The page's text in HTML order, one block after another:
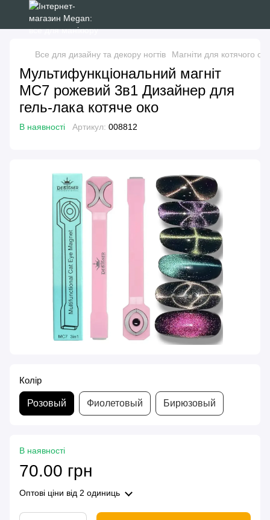
Все для дизайну та декору ногтів Магніти для котячого ока
Мультифункціональний магніт
МС7 рожевий 3в1 Дизайнер для
гель-лака котяче око
В наявності Артикул: 008812
Колір
Розовый Фиолетовый Бирюзовый
В наявності
70.00 грн
Оптові ціни від 2 одиниць